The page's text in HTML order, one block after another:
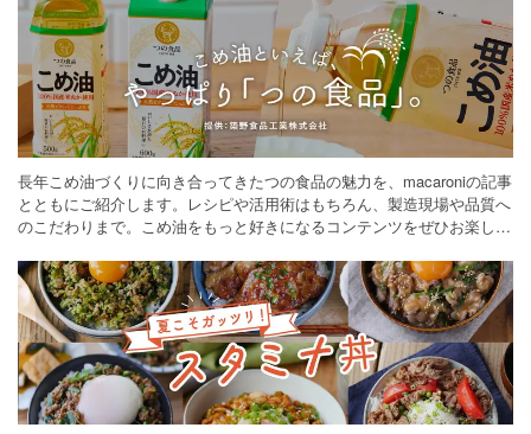
長年こめ油づくりに向き合ってきたつの食品の魅力を、macaroniの記事
とともにご紹介します。レシピや活用術はもちろん、製造現場や品質へ
のこだわりまで。こめ油をもっと好きになるコンテンツをぜひお楽しみ